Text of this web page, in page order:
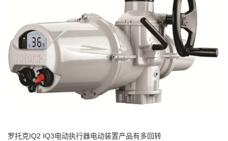
罗托克IQ2 IQ3电动执行器电动装置产品有多回转